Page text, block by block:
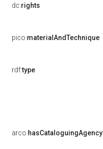
dc:rights
pico:materialAndTechnique
rdf:type
arco:hasCataloguingAgency